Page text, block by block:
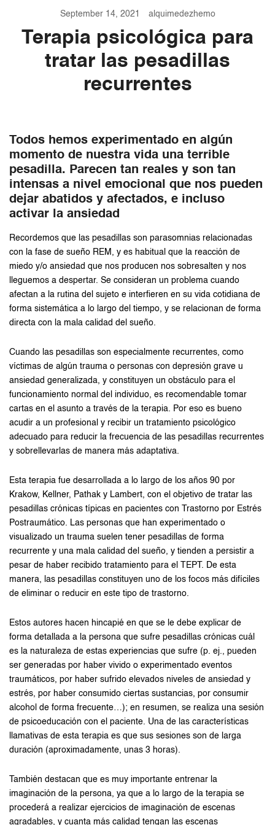
September 14, 2021 alquimedezhemo
Terapia psicológica para
tratar las pesadillas
recurrentes
Todos hemos experimentado en algún
momento de nuestra vida una terrible
pesadilla. Parecen tan reales y son tan
intensas a nivel emocional que nos pueden
dejar abatidos y afectados, e incluso
activar la ansiedad
Recordemos que las pesadillas son parasomnias relacionadas
con la fase de sueño REM, y es habitual que la reacción de
miedo y/o ansiedad que nos producen nos sobresalten y nos
lleguemos a despertar. Se consideran un problema cuando
afectan a la rutina del sujeto e interfieren en su vida cotidiana de
forma sistemática a lo largo del tiempo, y se relacionan de forma
directa con la mala calidad del sueño.
Cuando las pesadillas son especialmente recurrentes, como
víctimas de algún trauma o personas con depresión grave u
ansiedad generalizada, y constituyen un obstáculo para el
funcionamiento normal del individuo, es recomendable tomar
cartas en el asunto a través de la terapia. Por eso es bueno
acudir a un profesional y recibir un tratamiento psicológico
adecuado para reducir la frecuencia de las pesadillas recurrentes
y sobrellevarlas de manera más adaptativa.
Esta terapia fue desarrollada a lo largo de los años 90 por
Krakow, Kellner, Pathak y Lambert, con el objetivo de tratar las
pesadillas crónicas típicas en pacientes con Trastorno por Estrés
Postraumático. Las personas que han experimentado o
visualizado un trauma suelen tener pesadillas de forma
recurrente y una mala calidad del sueño, y tienden a persistir a
pesar de haber recibido tratamiento para el TEPT. De esta
manera, las pesadillas constituyen uno de los focos más difíciles
de eliminar o reducir en este tipo de trastorno.
Estos autores hacen hincapié en que se le debe explicar de
forma detallada a la persona que sufre pesadillas crónicas cuál
es la naturaleza de estas experiencias que sufre (p. ej., pueden
ser generadas por haber vivido o experimentado eventos
traumáticos, por haber sufrido elevados niveles de ansiedad y
estrés, por haber consumido ciertas sustancias, por consumir
alcohol de forma frecuente…); en resumen, se realiza una sesión
de psicoeducación con el paciente. Una de las características
llamativas de esta terapia es que sus sesiones son de larga
duración (aproximadamente, unas 3 horas).
También destacan que es muy importante entrenar la
imaginación de la persona, ya que a lo largo de la terapia se
procederá a realizar ejercicios de imaginación de escenas
agradables, y cuanta más calidad tengan las escenas